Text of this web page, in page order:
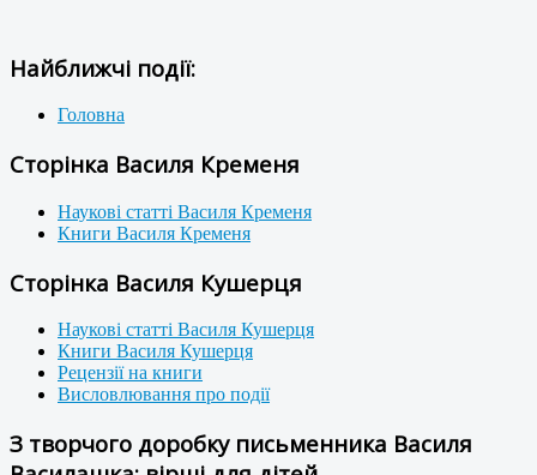
Найближчі події:
Головна
Сторінка Василя Кременя
Наукові статті Василя Кременя
Книги Василя Кременя
Сторінка Василя Кушерця
Наукові статті Василя Кушерця
Книги Василя Кушерця
Рецензії на книги
Висловлювання про події
З творчого доробку письменника Василя